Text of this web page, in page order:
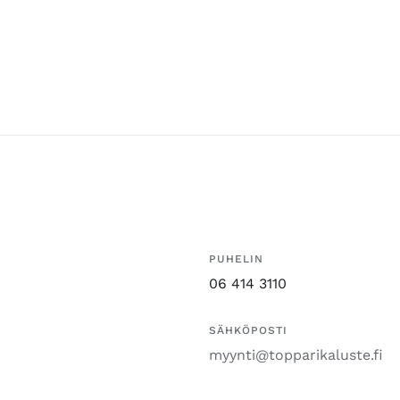
PUHELIN
06 414 3110
SÄHKÖPOSTI
myynti@topparikaluste.fi